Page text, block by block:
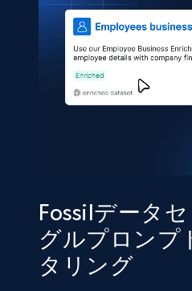
Shein- Products
Product name, Description,
price, Currency, In stock,
Amazon sellers info
Fossilデータ
グルプロンプ
タリング